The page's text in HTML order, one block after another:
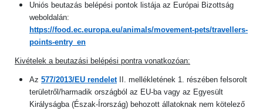
Uniós beutazás belépési pontok listája az Európai Bizottság
weboldalán:
https://food.ec.europa.eu/animals/movement-pets/travellers-
points-entry_en
Kivételek a beutazási belépési pontra vonatkozóan:
Az 577/2013/EU rendelet II. mellékletének 1. részében felsorolt
területről/harmadik országból az EU-ba vagy az Egyesült
Királyságba (Észak-Írország) behozott állatoknak nem kötelező